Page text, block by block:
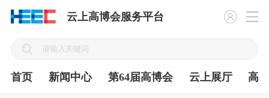
云上高博会服务平台
首页 新闻中心 第64届高博会 云上展厅 高